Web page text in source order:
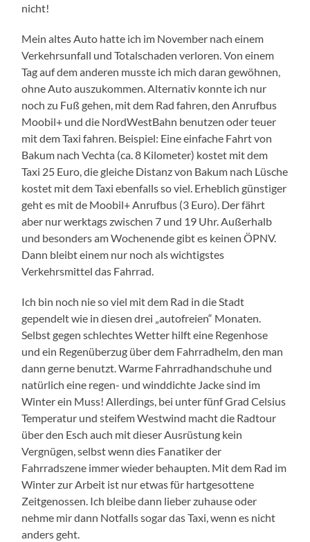
nicht!
Mein altes Auto hatte ich im November nach einem
Verkehrsunfall und Totalschaden verloren. Von einem
Tag auf dem anderen musste ich mich daran gewöhnen,
ohne Auto auszukommen. Alternativ konnte ich nur
noch zu Fuß gehen, mit dem Rad fahren, den Anrufbus
Moobil+ und die NordWestBahn benutzen oder teuer
mit dem Taxi fahren. Beispiel: Eine einfache Fahrt von
Bakum nach Vechta (ca. 8 Kilometer) kostet mit dem
Taxi 25 Euro, die gleiche Distanz von Bakum nach Lüsche
kostet mit dem Taxi ebenfalls so viel. Erheblich günstiger
geht es mit de Moobil+ Anrufbus (3 Euro). Der fährt
aber nur werktags zwischen 7 und 19 Uhr. Außerhalb
und besonders am Wochenende gibt es keinen ÖPNV.
Dann bleibt einem nur noch als wichtigstes
Verkehrsmittel das Fahrrad.
Ich bin noch nie so viel mit dem Rad in die Stadt
gependelt wie in diesen drei „autofreien“ Monaten.
Selbst gegen schlechtes Wetter hilft eine Regenhose
und ein Regenüberzug über dem Fahrradhelm, den man
dann gerne benutzt. Warme Fahrradhandschuhe und
natürlich eine regen- und winddichte Jacke sind im
Winter ein Muss! Allerdings, bei unter fünf Grad Celsius
Temperatur und steifem Westwind macht die Radtour
über den Esch auch mit dieser Ausrüstung kein
Vergnügen, selbst wenn dies Fanatiker der
Fahrradszene immer wieder behaupten. Mit dem Rad im
Winter zur Arbeit ist nur etwas für hartgesottene
Zeitgenossen. Ich bleibe dann lieber zuhause oder
nehme mir dann Notfalls sogar das Taxi, wenn es nicht
anders geht.